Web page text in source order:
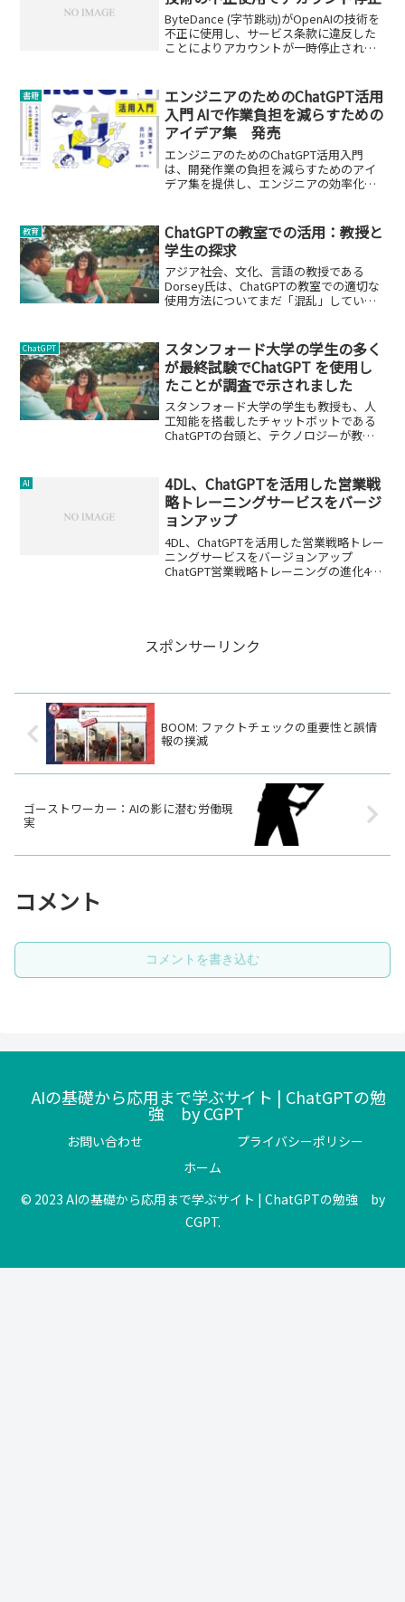
ByteDance (字节跳动)がOpenAIの技術を
不正に使用し、サービス条款に違反した
ことによりアカウントが一時停止された
書籍
エンジニアのためのChatGPT活用
入門 AIで作業負担を減らすための
アイデア集 発売
エンジニアのためのChatGPT活用入門
は、開発作業の負担を減らすためのアイ
デア集を提供し、エンジニアの効率化を
教育
ChatGPTの教室での活用：教授と
学生の探求
アジア社会、文化、言語の教授である
Dorsey氏は、ChatGPTの教室での適切な
使用方法についてまだ「混乱」している
ChatGPT
スタンフォード大学の学生の多く
が最終試験でChatGPT を使用し
たことが調査で示されました
スタンフォード大学の学生も教授も、人
工知能を搭載したチャットボットである
ChatGPTの台頭と、テクノロジーが教育
AI
4DL、ChatGPTを活用した営業戦
略トレーニングサービスをバージ
ョンアップ
4DL、ChatGPTを活用した営業戦略トレー
ニングサービスをバージョンアップ
ChatGPT営業戦略トレーニングの進化4DL
スポンサーリンク
BOOM: ファクトチェックの重要性と誤情
報の撲滅
ゴーストワーカー：AIの影に潜む労働現
実
コメント
コメントを書き込む
AIの基礎から応用まで学ぶサイト | ChatGPTの勉
強 by CGPT
お問い合わせ
プライバシーポリシー
ホーム
© 2023 AIの基礎から応用まで学ぶサイト | ChatGPTの勉強 by
CGPT.